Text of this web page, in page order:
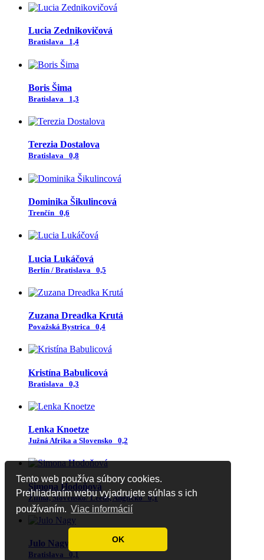
Tento web používa súbory cookies.
Prehliadaním webu vyjadrujete súhlas s ich
používaním. Viac informácií
OK
Lucia Zednikovičová
Bratislava 1,4
Boris Šima
Bratislava 1,3
Terezia Dostalova
Bratislava 0,8
Dominika Šikulincová
Trenčín 0,6
Lucia Lukáčová
Berlín / Bratislava 0,5
Zuzana Dreadka Krutá
Považská Bystrica 0,4
Kristína Babulicová
Bratislava 0,3
Lenka Knoetze
Južná Afrika a Slovensko 0,2
Simona Hodoňová
Žilina, Slovensko/ Leeds, Anglicko 0,1
Julo Nagy
Bratislava 0,1